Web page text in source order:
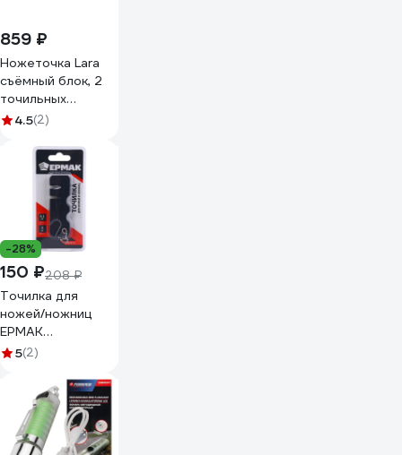
859 ₽
Ножеточка Lara
съёмный блок, 2
точильных
полотна LR05-02
4.5(2)
-28%
150 ₽208 ₽
Точилка для
ножей/ножниц
ЕРМАК
вольфрамовая
9,2x3х1,3см, ABS
пластик 070-011
5(2)